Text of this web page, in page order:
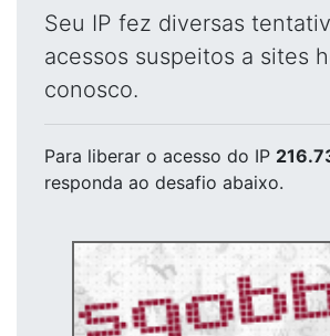
Seu IP fez diversas
acessos suspeitos a sites
conosco.
Para liberar o acesso do IP
responda ao desafio abaixo.